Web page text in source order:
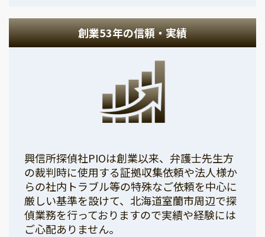
創業53年の信頼・実績
興信所探偵社PIOは創業以来、弁護士先生方
の裁判時に使用する証拠収集依頼や法人様か
らの社内トラブル等の特殊なご依頼を中心に
厳しい基準を設けて、北海道室蘭市周辺で探
偵業務を行っておりますので実績や経験には
ご心配ありません。